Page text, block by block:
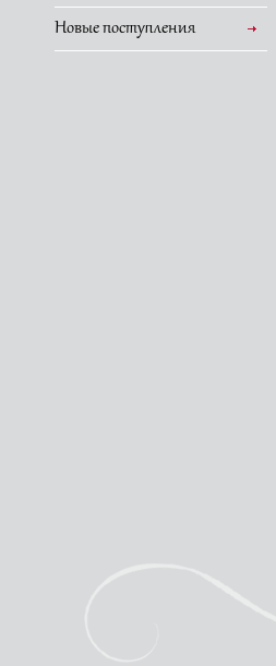
Новые поступления